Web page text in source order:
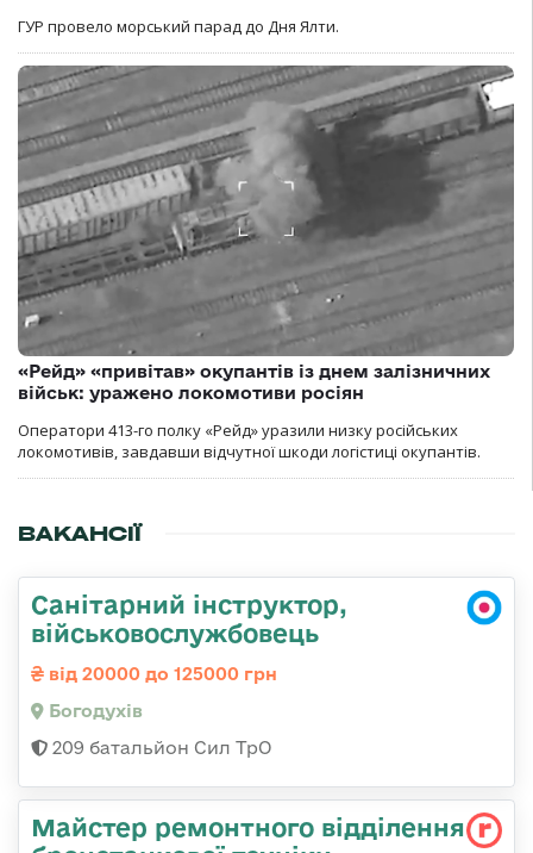
ГУР провело морський парад до Дня Ялти.
«Рейд» «привітав» окупантів із днем залізничних
військ: уражено локомотиви росіян
Оператори 413-го полку «Рейд» уразили низку російських
локомотивів, завдавши відчутної шкоди логістиці окупантів.
ВАКАНСІЇ
Санітарний інструктор,
військовослужбовець
від 20000 до 125000 грн
Богодухів
209 батальйон Сил ТрО
Майстер ремонтного відділення